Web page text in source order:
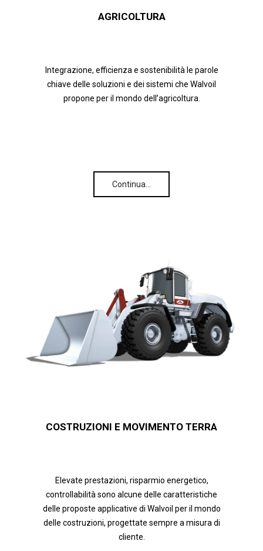
AGRICOLTURA
Integrazione, efficienza e sostenibilità le parole
chiave delle soluzioni e dei sistemi che Walvoil
propone per il mondo dell’agricoltura.
Continua…
COSTRUZIONI E MOVIMENTO TERRA
Elevate prestazioni, risparmio energetico,
controllabilità sono alcune delle caratteristiche
delle proposte applicative di Walvoil per il mondo
delle costruzioni, progettate sempre a misura di
cliente.